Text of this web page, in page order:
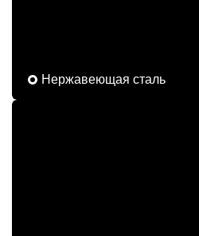
Нержавеющая сталь